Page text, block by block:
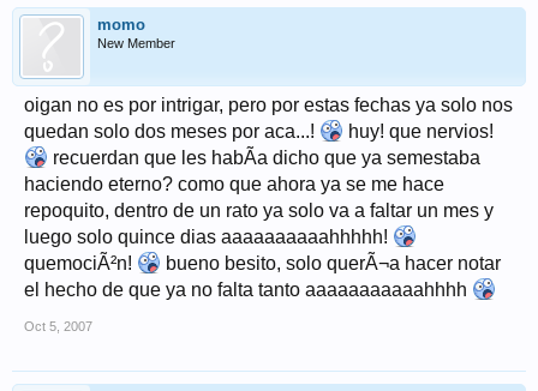
momo
New Member
oigan no es por intrigar, pero por estas fechas ya solo nos
quedan solo dos meses por aca...!
huy! que nervios!
recuerdan que les habÃ­a dicho que ya semestaba
haciendo eterno? como que ahora ya se me hace
repoquito, dentro de un rato ya solo va a faltar un mes y
luego solo quince dias aaaaaaaaaahhhhh!
quemociÃ²n!
bueno besito, solo querÃ¬a hacer notar
el hecho de que ya no falta tanto aaaaaaaaaaahhhh
Oct 5, 2007